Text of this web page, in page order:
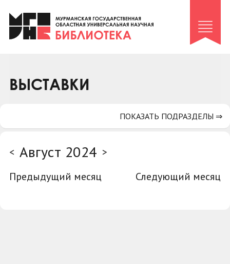
Клуб «Гиря и сельдерей»
Клуб «Семейный архив»
Коллегам
ВЫСТАВКИ
< Август 2024 >
Предыдущий месяц
Следующий месяц
ПОКАЗАТЬ ПОДРАЗДЕЛЫ ⇒